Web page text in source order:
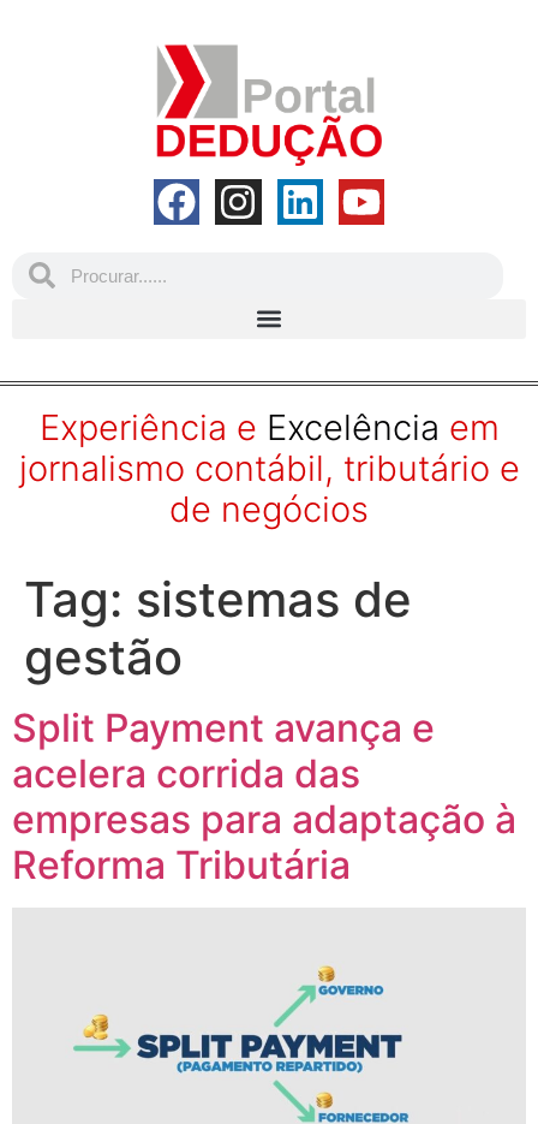
Experiência e Excelência em
jornalismo contábil, tributário e
de negócios
Tag: sistemas de
gestão
Split Payment avança e
acelera corrida das
empresas para adaptação à
Reforma Tributária